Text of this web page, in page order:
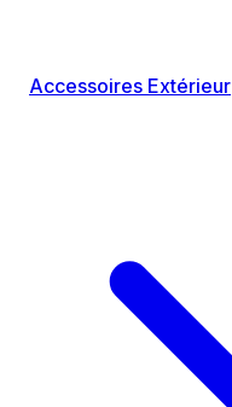
Accessoires Extérieur